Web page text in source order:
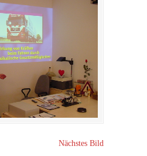
Nächstes Bild